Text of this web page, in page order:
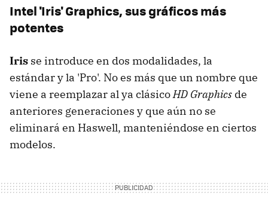
Intel 'Iris' Graphics, sus gráficos más
potentes
Iris se introduce en dos modalidades, la
estándar y la 'Pro'. No es más que un nombre que
viene a reemplazar al ya clásicoHD Graphics de
anteriores generaciones y que aún no se
eliminará en Haswell, manteniéndose en ciertos
modelos.